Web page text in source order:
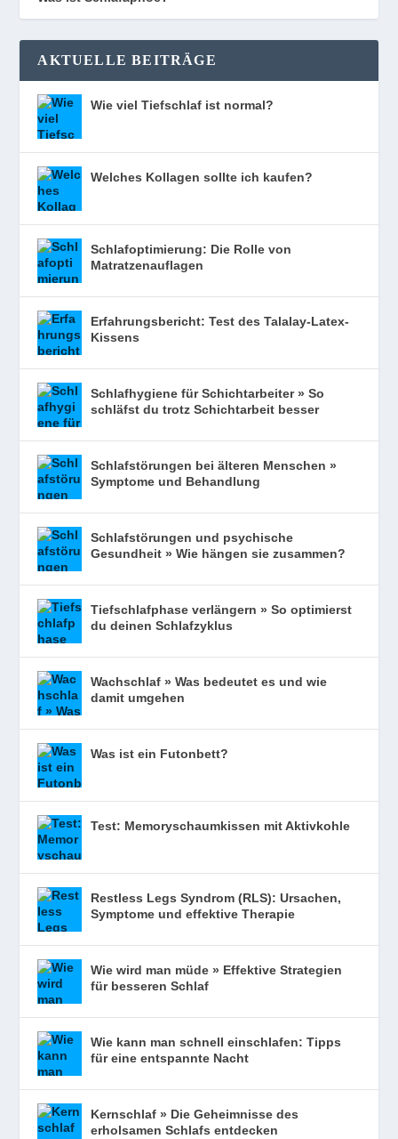
AKTUELLE BEITRÄGE
Wie viel Tiefschlaf ist normal?
Welches Kollagen sollte ich kaufen?
Schlafoptimierung: Die Rolle von
Matratzenauflagen
Erfahrungsbericht: Test des Talalay-Latex-
Kissens
Schlafhygiene für Schichtarbeiter » So
schläfst du trotz Schichtarbeit besser
Schlafstörungen bei älteren Menschen »
Symptome und Behandlung
Schlafstörungen und psychische
Gesundheit » Wie hängen sie zusammen?
Tiefschlafphase verlängern » So optimierst
du deinen Schlafzyklus
Wachschlaf » Was bedeutet es und wie
damit umgehen
Was ist ein Futonbett?
Test: Memoryschaumkissen mit Aktivkohle
Restless Legs Syndrom (RLS): Ursachen,
Symptome und effektive Therapie
Wie wird man müde » Effektive Strategien
für besseren Schlaf
Wie kann man schnell einschlafen: Tipps
für eine entspannte Nacht
Kernschlaf » Die Geheimnisse des
erholsamen Schlafs entdecken